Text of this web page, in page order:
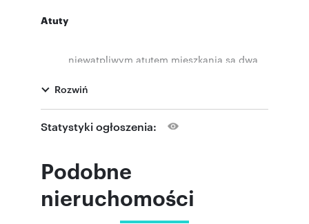
Atuty
niewątpliwym atutem mieszkania są dwa
bardzo dobre naturalne doświetlenie
Nieruchomość
Lokale o powierzchni 125 m2 + 160 m2
tarasach 185 m2 i 18 m2usytuowane są na 7
piętrze 7 piętrowego budynku z 2009r, zajmują
Rozwiń
Statystyki ogłoszenia:
Podobne
nieruchomości